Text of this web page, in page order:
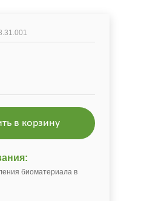
в корзину
биоматериала в